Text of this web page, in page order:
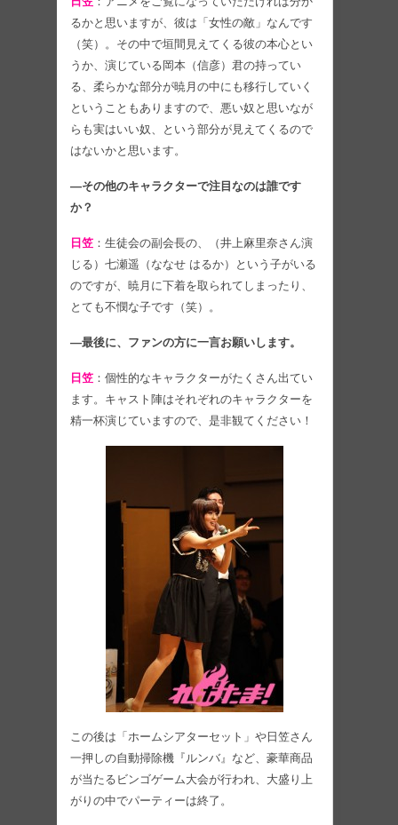
るかと思いますが、彼は「女性の敵」なんです
（笑）。その中で垣間見えてくる彼の本心とい
うか、演じている岡本（信彦）君の持ってい
る、柔らかな部分が暁月の中にも移行していく
ということもありますので、悪い奴と思いなが
らも実はいい奴、という部分が見えてくるので
はないかと思います。
―その他のキャラクターで注目なのは誰です
か？
日笠 ：生徒会の副会長の、（井上麻里奈さん演
じる）七瀬遥（ななせ はるか）という子がいる
のですが、暁月に下着を取られてしまったり、
とても不憫な子です（笑）。
―最後に、ファンの方に一言お願いします。
日笠 ：個性的なキャラクターがたくさん出てい
ます。キャスト陣はそれぞれのキャラクターを
精一杯演じていますので、是非観てください！
この後は「ホームシアターセット」や日笠さん
一押しの自動掃除機『ルンバ』など、豪華商品
が当たるビンゴゲーム大会が行われ、大盛り上
がりの中でパーティーは終了。